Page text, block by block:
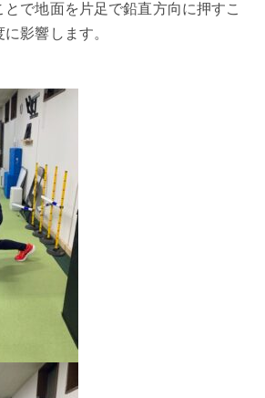
で地面を片足で鉛直方向に押すこ
影響します。